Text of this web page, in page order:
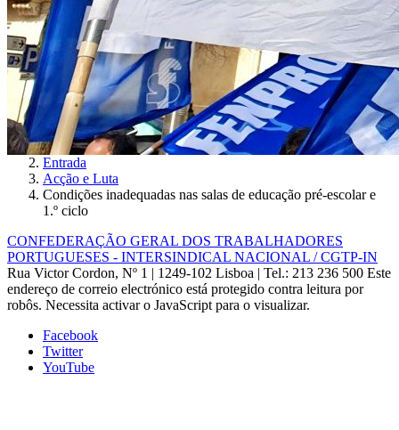
Entrada
Acção e Luta
Condições inadequadas nas salas de educação pré-escolar e
1.º ciclo
CONFEDERAÇÃO GERAL DOS TRABALHADORES
PORTUGUESES - INTERSINDICAL NACIONAL / CGTP-IN
Rua Victor Cordon, Nº 1 | 1249-102 Lisboa | Tel.: 213 236 500 Este
endereço de correio electrónico está protegido contra leitura por
robôs. Necessita activar o JavaScript para o visualizar.
Facebook
Twitter
YouTube